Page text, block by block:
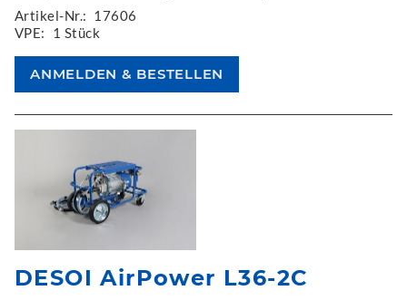
Artikel-Nr.: 17606
VPE:
1 Stück
DESOI AirPower L36-2C